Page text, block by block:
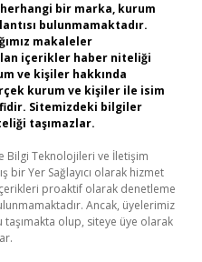
bir marka, kurum
bulunmamaktadır.
makaleler
içerikler haber niteliği
ve kişiler hakkında
kurum ve kişiler ile isim
Sitemizdeki bilgiler
taşımazlar.
Bilgi Teknolojileri ve İletişim
bir Yer Sağlayıcı olarak hizmet
proaktif olarak denetleme
Ancak, üyelerimiz
olup, siteye üye olarak